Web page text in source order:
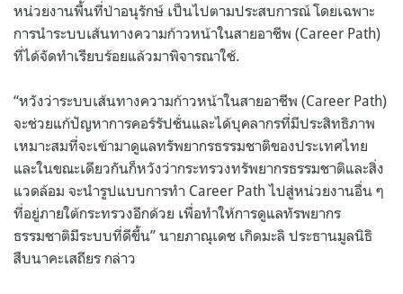
หน่วยงานพื้นที่ป่าอนุรักษ์ เป็นไปตามประสบการณ์ โดยเฉพาะ
การนำระบบเส้นทางความก้าวหน้าในสายอาชีพ (Career Path)
ที่ได้จัดทำเรียบร้อยแล้วมาพิจารณาใช้.
“หวังว่าระบบเส้นทางความก้าวหน้าในสายอาชีพ (Career Path)
จะช่วยแก้ปัญหาการคอร์รัปชั่นและได้บุคลากรที่มีประสิทธิภาพ
เหมาะสมที่จะเข้ามาดูแลทรัพยากรธรรมชาติของประเทศไทย
และในขณะเดียวกันก็หวังว่ากระทรวงทรัพยากรธรรมชาติและสิ่ง
แวดล้อม จะนำรูปแบบการทำ Career Path ไปสู่หน่วยงานอื่น ๆ
ที่อยู่ภายใต้กระทรวงอีกด้วย เพื่อทำให้การดูแลทัรพยากร
ธรรมชาติมีระบบที่ดีขึ้น” นายภาณุเดช เกิดมะลิ ประธานมูลนิธิ
สืบนาคะเสถียร กล่าว